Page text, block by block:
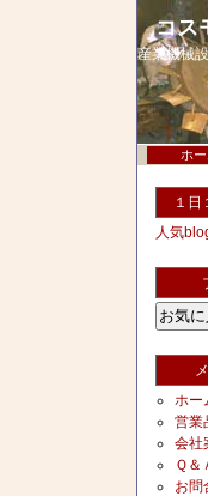
コス
産業機械
ホ
１日
人気
ホー
営業
会社
Ｑ＆
お問